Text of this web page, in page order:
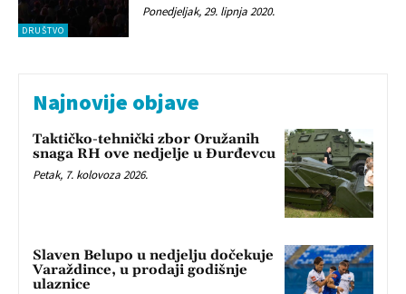
DRUŠTVO
Ponedjeljak, 29. lipnja 2020.
Najnovije objave
Taktičko-tehnički zbor Oružanih
snaga RH ove nedjelje u Đurđevcu
Petak, 7. kolovoza 2026.
Slaven Belupo u nedjelju dočekuje
Varaždince, u prodaji godišnje
ulaznice